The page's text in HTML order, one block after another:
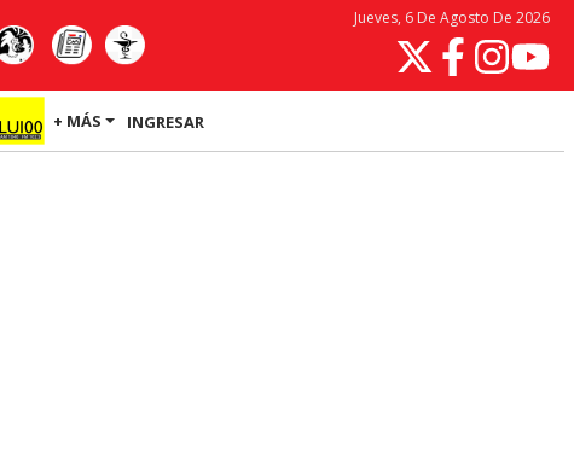
Jueves, 6 De Agosto De 2026
+ MÁS INGRESAR